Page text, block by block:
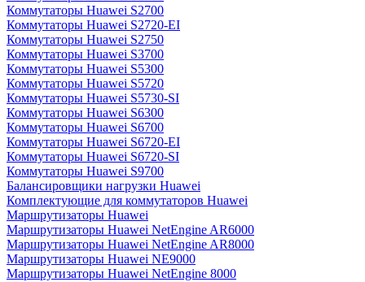
Коммутаторы Huawei S2700
Коммутаторы Huawei S2720-EI
Коммутаторы Huawei S2750
Коммутаторы Huawei S3700
Коммутаторы Huawei S5300
Коммутаторы Huawei S5720
Коммутаторы Huawei S5730-SI
Коммутаторы Huawei S6300
Коммутаторы Huawei S6700
Коммутаторы Huawei S6720-EI
Коммутаторы Huawei S6720-SI
Коммутаторы Huawei S9700
Балансировщики нагрузки Huawei
Комплектующие для коммутаторов Huawei
Маршрутизаторы Huawei
Маршрутизаторы Huawei NetEngine AR6000
Маршрутизаторы Huawei NetEngine AR8000
Маршрутизаторы Huawei NE9000
Маршрутизаторы Huawei NetEngine 8000